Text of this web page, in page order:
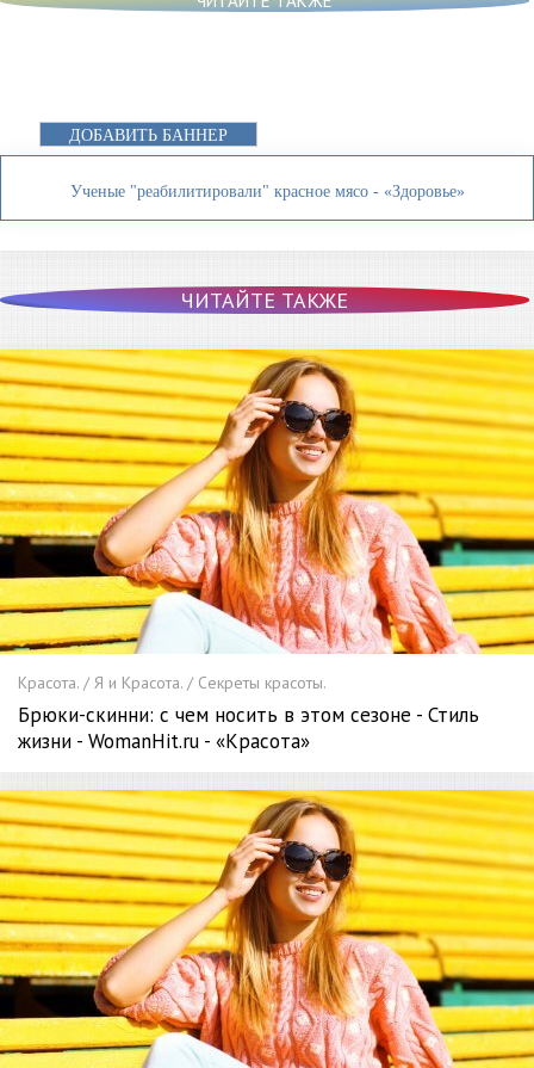
ДОБАВИТЬ БАННЕР
Ученые "реабилитировали" красное мясо - «Здоровье»
ЧИТАЙТЕ ТАКЖЕ
Красота. / Я и Красота. / Секреты красоты.
Брюки-скинни: с чем носить в этом сезоне - Стиль
жизни - WomanHit.ru - «Красота»